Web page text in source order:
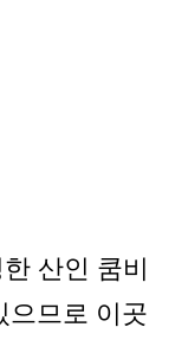
산인 쿰비
으므로 이곳